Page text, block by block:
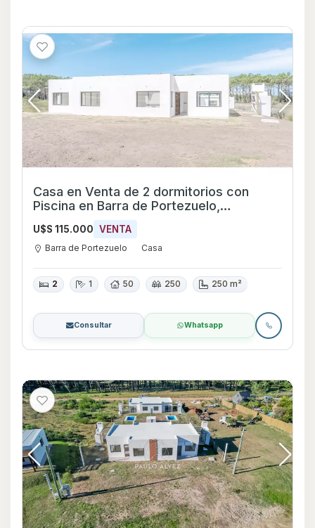
Casa en Venta de 2 dormitorios con
Piscina en Barra de Portezuelo,
Maldonado
U$S 115.000 VENTA
Barra de Portezuelo Casa
2 1 50 250 250 m²
Consultar Whatsapp